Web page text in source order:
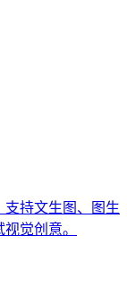
支持文生图、图生
觉创意。